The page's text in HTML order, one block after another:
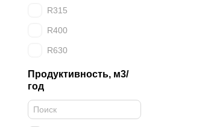
R315
R400
R630
Продуктивность, м3/
год